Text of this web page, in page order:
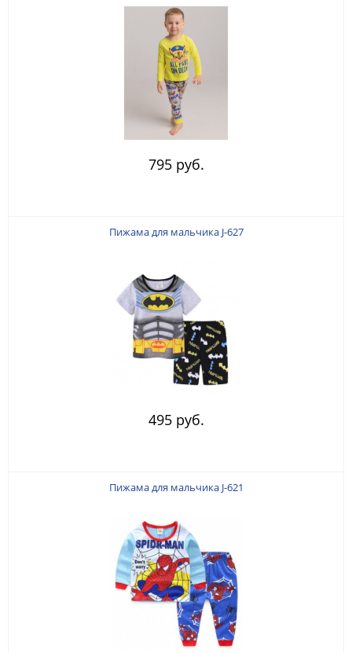
795 руб.
Пижама для мальчика J-627
495 руб.
Пижама для мальчика J-621